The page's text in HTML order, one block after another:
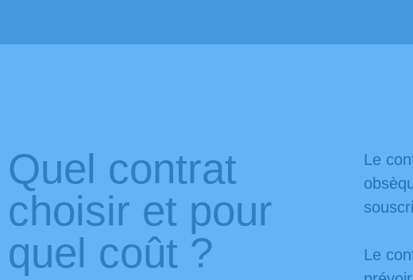
Quel contrat
choisir et pour
quel coût ?
Le
Le